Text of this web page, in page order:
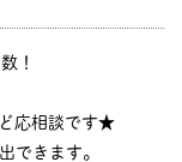
！
応相談です★
できます。